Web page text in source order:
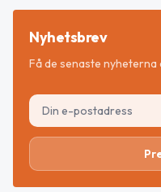
Nyhetsbrev
Få de senaste nyheterna